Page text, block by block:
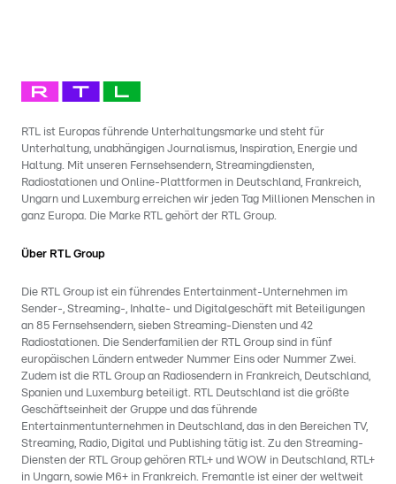
RTL ist Europas führende Unterhaltungsmarke und steht für
Unterhaltung, unabhängigen Journalismus, Inspiration, Energie und
Haltung. Mit unseren Fernsehsendern, Streamingdiensten,
Radiostationen und Online-Plattformen in Deutschland, Frankreich,
Ungarn und Luxemburg erreichen wir jeden Tag Millionen Menschen in
ganz Europa. Die Marke RTL gehört der RTL Group.
Über RTL Group
Die RTL Group ist ein führendes Entertainment-Unternehmen im
Sender-, Streaming-, Inhalte- und Digitalgeschäft mit Beteiligungen
an 85 Fernsehsendern, sieben Streaming-Diensten und 42
Radiostationen. Die Senderfamilien der RTL Group sind in fünf
europäischen Ländern entweder Nummer Eins oder Nummer Zwei.
Zudem ist die RTL Group an Radiosendern in Frankreich, Deutschland,
Spanien und Luxemburg beteiligt. RTL Deutschland ist die größte
Geschäftseinheit der Gruppe und das führende
Entertainmentunternehmen in Deutschland, das in den Bereichen TV,
Streaming, Radio, Digital und Publishing tätig ist. Zu den Streaming-
Diensten der RTL Group gehören RTL+ und WOW in Deutschland, RTL+
in Ungarn, sowie M6+ in Frankreich. Fremantle ist einer der weltweit